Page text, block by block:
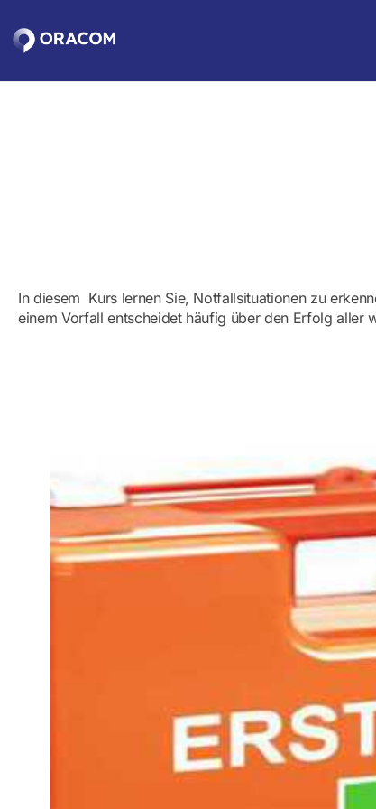
Hauptinhalt
In diesem Kurs lernen Sie, Notfallsituationen zu
einem Vorfall entscheidet häufig über den Erfolg aller